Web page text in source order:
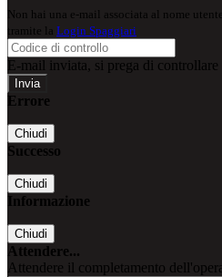
Non hai una e-mail associata al nome
tramite la Login Spaggiari
E-mail inviata, si prega di
Errore
Chiudi
Successo
Chiudi
Informazione
Chiudi
Attendere...
Attendere il completamento